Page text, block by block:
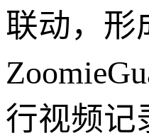
联动，形
行视频记